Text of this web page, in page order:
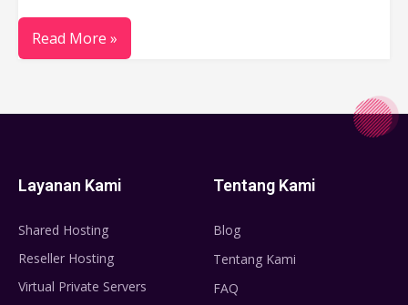
Read More »
Layanan Kami
Shared Hosting
Reseller Hosting
Virtual Private Servers
Tentang Kami
Blog
Tentang Kami
FAQ